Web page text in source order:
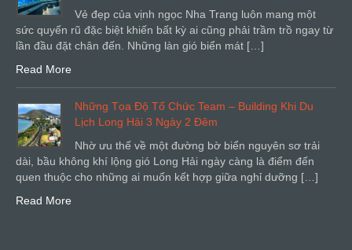
Vẻ đẹp của vịnh ngọc Nha Trang luôn mang một
sức quyến rũ đặc biệt khiến bất kỳ ai cũng phải trầm trồ ngay từ
lần đầu đặt chân đến. Những làn gió biển mát […]
Read More
Những Tọa Độ Tổ Chức Team – Building Khi Du
Lịch Long Hải 3 Ngày 2 Đêm
Nhờ ưu thế về một đường bờ biển nguyên sơ trải
dài, bầu không khí lộng gió Long Hải ngày càng là điểm đến
quen thuộc cho những ai muốn kết hợp giữa nghỉ dưỡng […]
Read More